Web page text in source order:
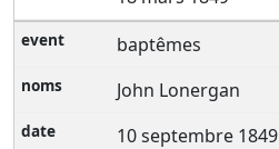
baptêmes
John Lonergan
10 septembre 1849